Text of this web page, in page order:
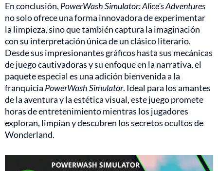
En conclusión, PowerWash Simulator: Alice's Adventures
no solo ofrece una forma innovadora de experimentar
la limpieza, sino que también captura la imaginación
con su interpretación única de un clásico literario.
Desde sus impresionantes gráficos hasta sus mecánicas
de juego cautivadoras y su enfoque en la narrativa, el
paquete especial es una adición bienvenida a la
franquicia PowerWash Simulator. Ideal para los amantes
de la aventura y la estética visual, este juego promete
horas de entretenimiento mientras los jugadores
exploran, limpian y descubren los secretos ocultos de
Wonderland.